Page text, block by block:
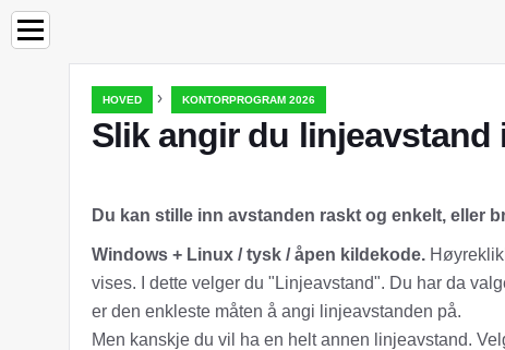
HOVED › KONTORPROGRAM 2026
Slik angir du linjeavstand
Du kan stille inn avstanden raskt og enkelt, eller
Windows + Linux / tysk / åpen kildekode.
vises. I dette velger du "Linjeavstand". Du har da
er den enkleste måten å angi linjeavstanden på.
Men kanskje du vil ha en helt annen linjeavstand.